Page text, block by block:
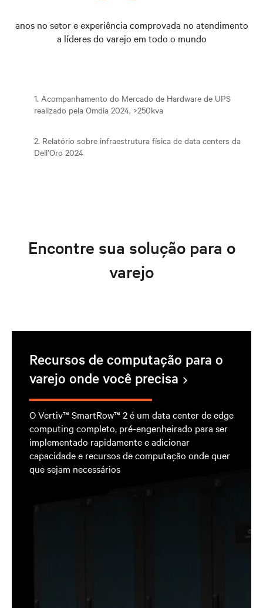
anos no setor e experiência comprovada no atendimento
a líderes do varejo em todo o mundo
1. Acompanhamento do Mercado de Hardware de UPS
realizado pela Omdia 2024, >250kva
2. Relatório sobre infraestrutura física de data centers da
Dell’Oro 2024
Encontre sua solução para o
varejo
Recursos de computação para o
varejo onde você precisa
O Vertiv™ SmartRow™ 2 é um data center de edge
computing completo, pré-engenheirado para ser
implementado rapidamente e adicionar
capacidade e recursos de computação onde quer
que sejam necessários